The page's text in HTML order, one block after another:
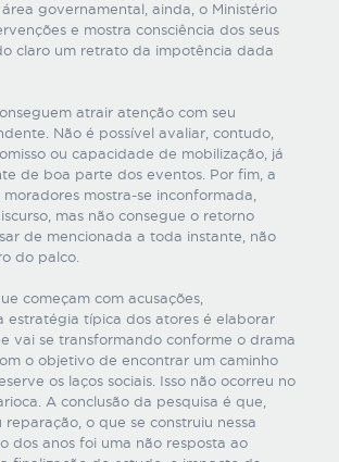
governamental, ainda, o Ministério
e mostra consciência dos seus
claro um retrato da impotência dada
atrair atenção com seu
Não é possível avaliar, contudo,
ou capacidade de mobilização, já
de boa parte dos eventos. Por fim, a
moradores mostra-se inconformada,
mas não consegue o retorno
de mencionada a toda instante, não
do palco.
começam com acusações,
estratégia típica dos atores é elaborar
vai se transformando conforme o drama
o objetivo de encontrar um caminho
os laços sociais. Isso não ocorreu no
A conclusão da pesquisa é que,
reparação, o que se construiu nessa
dos anos foi uma não resposta ao